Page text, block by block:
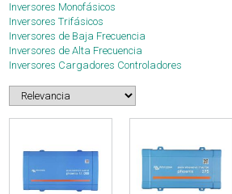
Inversores Monofásicos
Inversores Trifásicos
Inversores de Baja Frecuencia
Inversores de Alta Frecuencia
Inversores Cargadores Controladores